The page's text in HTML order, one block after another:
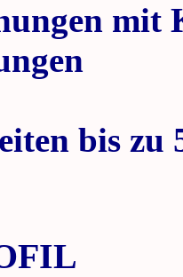
mit
bis zu